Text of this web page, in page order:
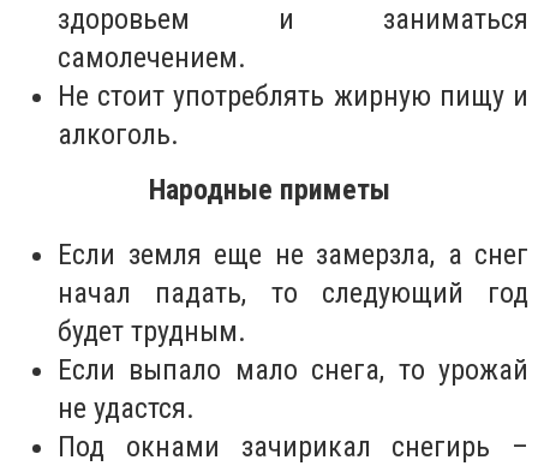
здоровьем и заниматься
самолечением.
Не стоит употреблять жирную пищу и
алкоголь.
Народные приметы
Если земля еще не замерзла, а снег
начал падать, то следующий год
будет трудным.
Если выпало мало снега, то урожай
не удастся.
Под окнами зачирикал снегирь –